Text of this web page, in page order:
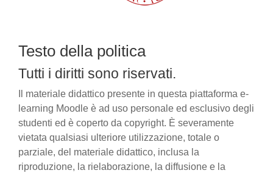
Testo della politica
Tutti i diritti sono riservati.
Il materiale didattico presente in questa piattaforma e-
learning Moodle è ad uso personale ed esclusivo degli
studenti ed è coperto da copyright. È severamente
vietata qualsiasi ulteriore utilizzazione, totale o
parziale, del materiale didattico, inclusa la
riproduzione, la rielaborazione, la diffusione e la